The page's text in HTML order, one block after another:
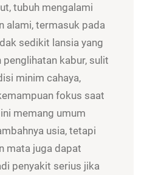
tubuh mengalami
alami, termasuk pada
sedikit lansia yang
kabur, sulit
minim cahaya,
fokus saat
memang umum
usia, tetapi
mata juga dapat
penyakit serius jika